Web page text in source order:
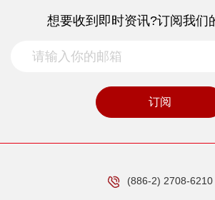
想要收到即时资讯?订阅我们
订阅
(886-2) 2708-6210